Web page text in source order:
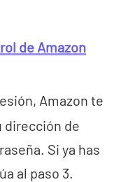
de Amazon
Amazon te
dirección de
Si ya has
al paso 3.